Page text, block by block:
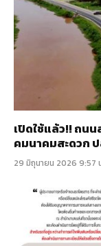
เปิดใช้แล้ว!! ถน
คมนาคมสะดวก
29 มิถุนายน 2026 9:57